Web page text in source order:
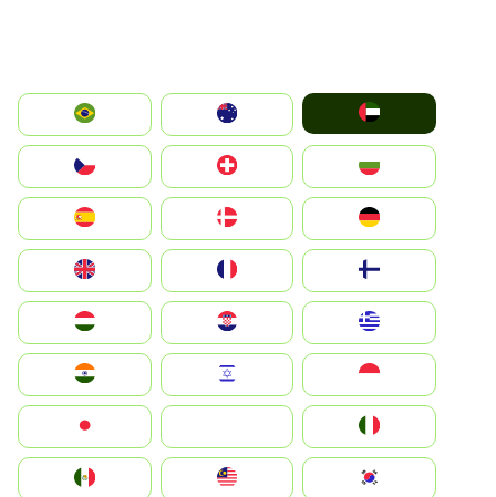
الإمارات العربية المتحدة
Switzerland
Deutschland
United Kingdom
Magyarország
Indonesia
South Korea